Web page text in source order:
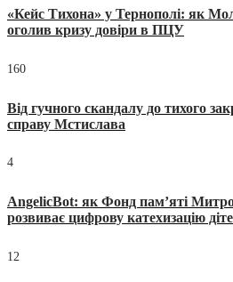
«Кейс Тихона» у Тернополі: як
оголив кризу довіри в ПЦУ
160
Від гучного скандалу до тихого
справу Мстислава
4
AngelicBot: як Фонд пам’яті
розвиває цифрову катехизацію
12